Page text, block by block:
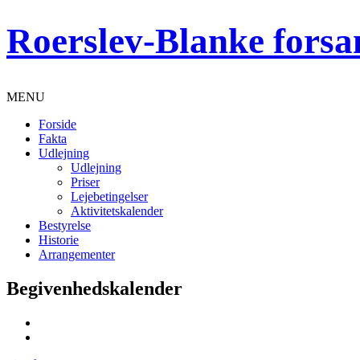
Roerslev-Blanke
MENU
Forside
Fakta
Udlejning
Udlejning
Priser
Lejebetingelser
Aktivitetskalender
Bestyrelse
Historie
Arrangementer
Begivenhedskalender